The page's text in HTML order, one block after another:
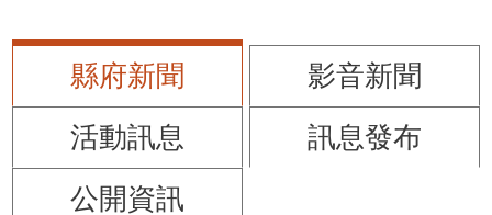
縣府新聞
影音新聞
活動訊息
訊息發布
公開資訊